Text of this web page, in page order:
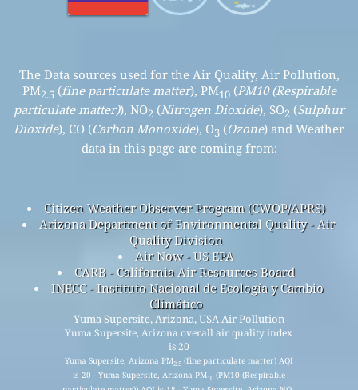
The Data sources used for the Air Quality, Air Pollution,
PM2.5 (fine particulate matter), PM10(PM10 (Respirable
particulate matter)), NO2 (Nitrogen Dioxide), SO2 (Sulphur
Dioxide), CO (Carbon Monoxide), O3 (Ozone) and Weather
data in this page are coming from:
Citizen Weather Observer Program (CWOP/APRS)
Arizona Department of Environmental Quality - Air
Quality Division
Air Now - US EPA
CARB - California Air Resources Board
INECC - Instituto Nacional de Ecología y Cambio
Climático
Yuma Supersite, Arizona, USA Air Pollution
Yuma Supersite, Arizona overall air quality index
is 20
Yuma Supersite, Arizona PM2.5(fine particulate matter) AQI
is 20 - Yuma Supersite, Arizona PM10(PM10 (Respirable